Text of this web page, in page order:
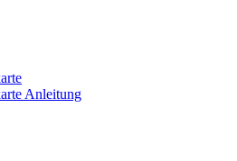
Anleitung